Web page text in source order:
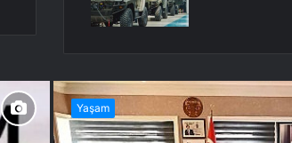
Yaşam